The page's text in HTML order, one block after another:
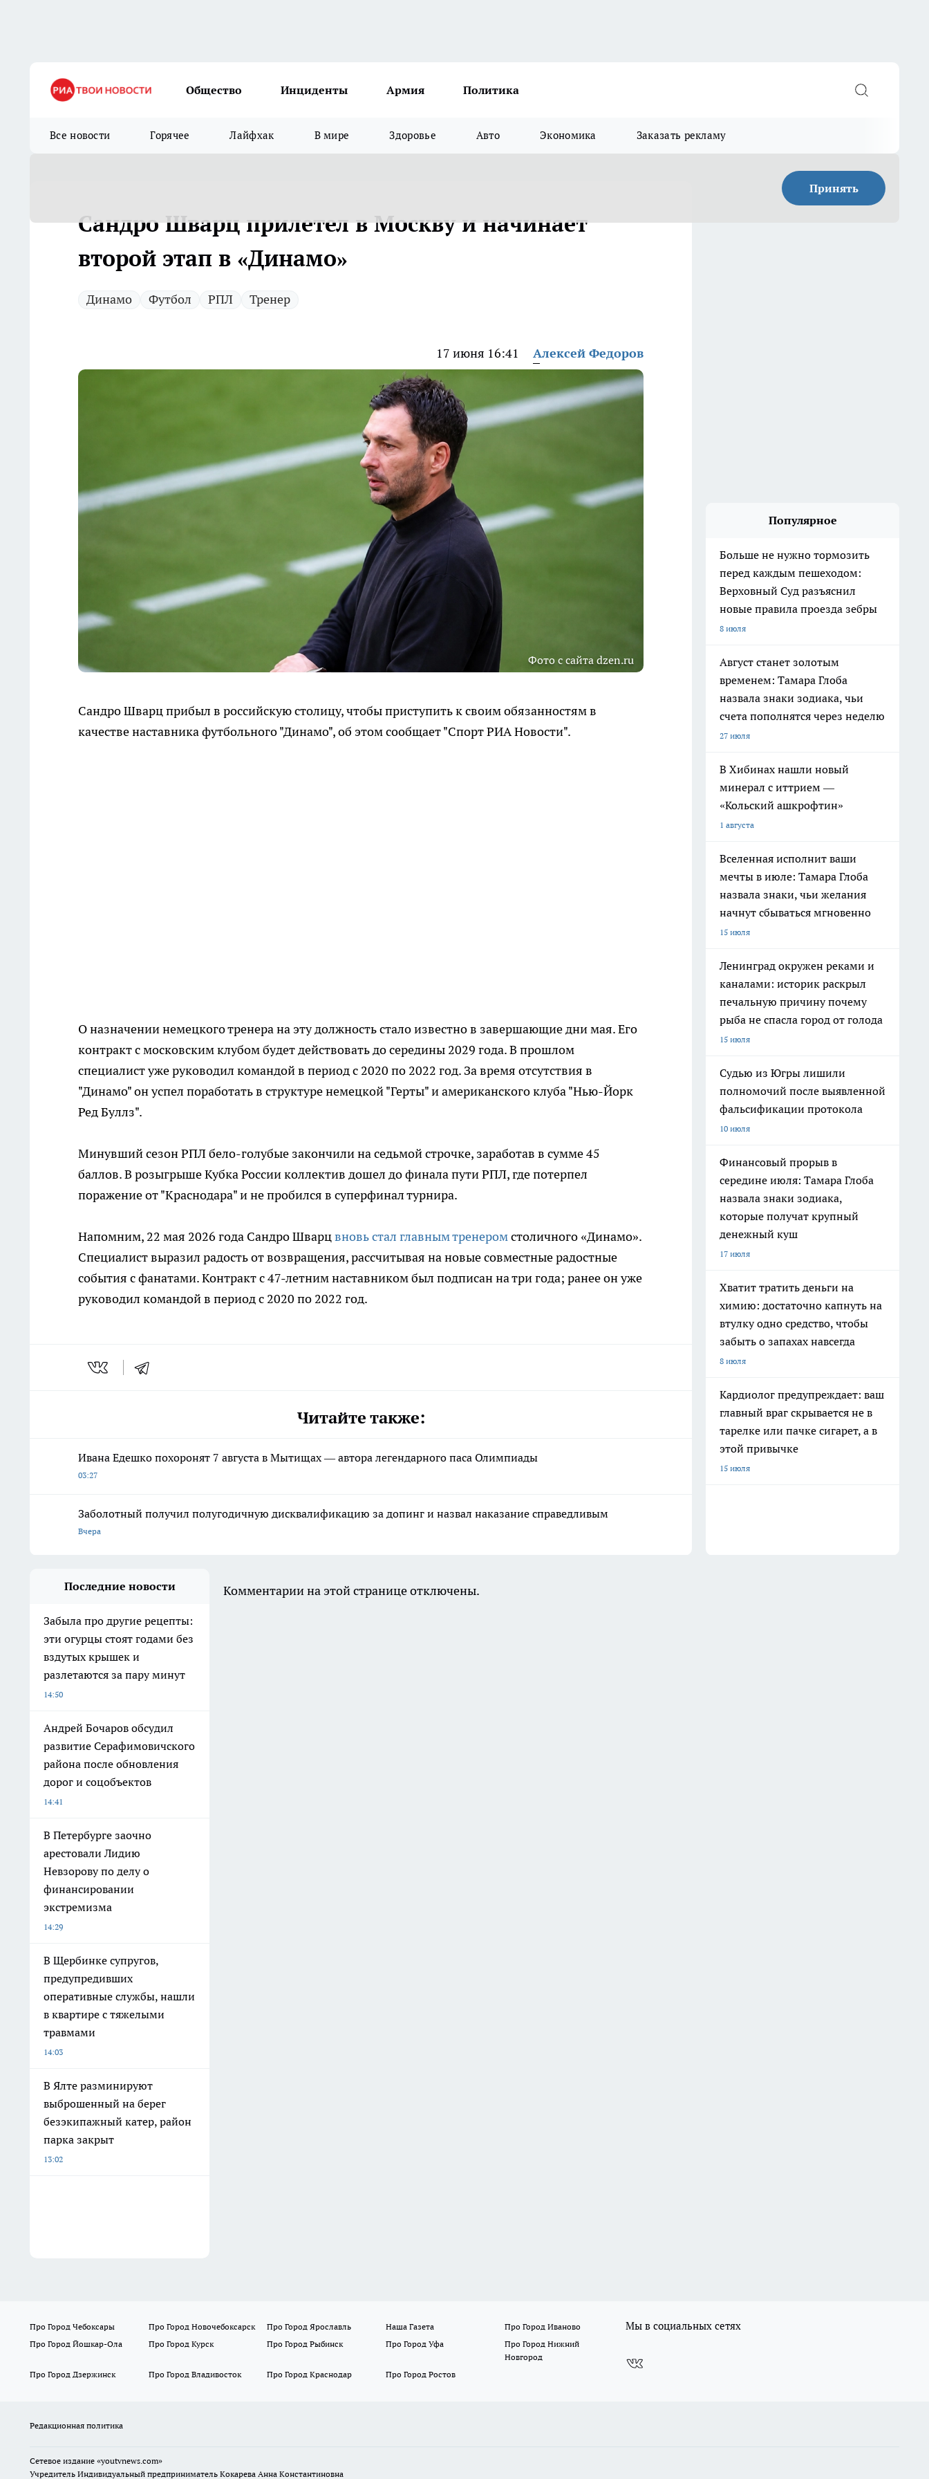
Общество Инциденты Армия Политика
Все новости Горячее Лайфхак В мире Здоровье Авто Экономика Заказать рекламу
Принять
Сандро Шварц прилетел в Москву и начинает
второй этап в «Динамо»
Динамо Футбол РПЛ Тренер
17 июня 16:41 Алексей Федоров
Фото с сайта dzen.ru
Сандро Шварц прибыл в российскую столицу, чтобы приступить к своим обязанностям в
качестве наставника футбольного "Динамо", об этом сообщает "Спорт РИА Новости".
О назначении немецкого тренера на эту должность стало известно в завершающие дни мая. Его
контракт с московским клубом будет действовать до середины 2029 года. В прошлом
специалист уже руководил командой в период с 2020 по 2022 год. За время отсутствия в
"Динамо" он успел поработать в структуре немецкой "Герты" и американского клуба "Нью-Йорк
Ред Буллз".
Минувший сезон РПЛ бело-голубые закончили на седьмой строчке, заработав в сумме 45
баллов. В розыгрыше Кубка России коллектив дошел до финала пути РПЛ, где потерпел
поражение от "Краснодара" и не пробился в суперфинал турнира.
Напомним, 22 мая 2026 года Сандро Шварцвновь стал главным тренеромстоличного «Динамо».
Специалист выразил радость от возвращения, рассчитывая на новые совместные радостные
события с фанатами. Контракт с 47-летним наставником был подписан на три года; ранее он уже
руководил командой в период с 2020 по 2022 год.
Читайте также:
Ивана Едешко похоронят 7 августа в Мытищах — автора легендарного паса Олимпиады
03:27
Заболотный получил полугодичную дисквалификацию за допинг и назвал наказание справедливым
Вчера
Популярное
Больше не нужно тормозить
перед каждым пешеходом:
Верховный Суд разъяснил
новые правила проезда зебры
8 июля
Август станет золотым
временем: Тамара Глоба
назвала знаки зодиака, чьи
счета пополнятся через неделю
27 июля
В Хибинах нашли новый
минерал с иттрием —
«Кольский ашкрофтин»
1 августа
Вселенная исполнит ваши
мечты в июле: Тамара Глоба
назвала знаки, чьи желания
начнут сбываться мгновенно
15 июля
Ленинград окружен реками и
каналами: историк раскрыл
печальную причину почему
рыба не спасла город от голода
15 июля
Судью из Югры лишили
полномочий после выявленной
фальсификации протокола
10 июля
Финансовый прорыв в
середине июля: Тамара Глоба
назвала знаки зодиака,
которые получат крупный
денежный куш
17 июля
Хватит тратить деньги на
химию: достаточно капнуть на
втулку одно средство, чтобы
забыть о запахах навсегда
8 июля
Кардиолог предупреждает: ваш
главный враг скрывается не в
тарелке или пачке сигарет, а в
этой привычке
15 июля
Последние новости
Забыла про другие рецепты:
эти огурцы стоят годами без
вздутых крышек и
разлетаются за пару минут
14:50
Андрей Бочаров обсудил
развитие Серафимовичского
района после обновления
дорог и соцобъектов
14:41
В Петербурге заочно
арестовали Лидию
Невзорову по делу о
финансировании
экстремизма
14:29
В Щербинке супругов,
предупредивших
оперативные службы, нашли
в квартире с тяжелыми
травмами
14:03
В Ялте разминируют
выброшенный на берег
безэкипажный катер, район
парка закрыт
13:02
Комментарии на этой странице отключены.
Про Город Чебоксары Про Город Новочебоксарск Про Город Ярославль Наша Газета
Про Город Иваново
Про Город Йошкар-Ола
Про Город Курск Про Город Рыбинск Про Город Уфа
Про Город Нижний
Новгород
Про Город Дзержинск
Про Город Владивосток Про Город Краснодар Про Город Ростов
Мы в социальных сетях
Редакционная политика
Сетевое издание «youtvnews.com»
Учредитель Индивидуальный предприниматель Кокарева Анна Константиновна